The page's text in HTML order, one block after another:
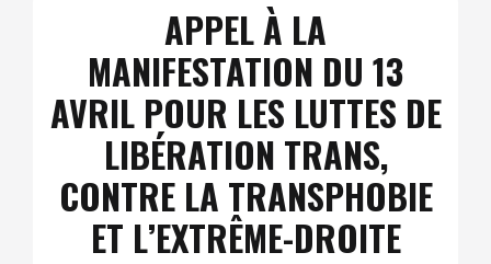
APPEL À LA
MANIFESTATION DU 13
AVRIL POUR LES LUTTES DE
LIBÉRATION TRANS,
CONTRE LA TRANSPHOBIE
ET L’EXTRÊME-DROITE